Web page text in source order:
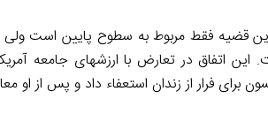
قضیه فقط مربوط به سطوح پایین است
این اتفاق در تعارض با ارزش­های جامعه
برای فرار از زندان استعفاء داد و پس از